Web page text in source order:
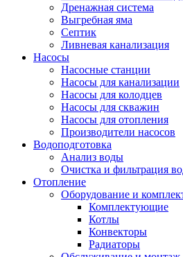
Дренажная система
Выгребная яма
Септик
Ливневая канализация
Насосы
Насосные станции
Насосы для канализации
Насосы для колодцев
Насосы для скважин
Насосы для отопления
Производители насосов
Водоподготовка
Анализ воды
Очистка и фильтрация
Отопление
Оборудование и
Комплектующие
Котлы
Конвекторы
Радиаторы